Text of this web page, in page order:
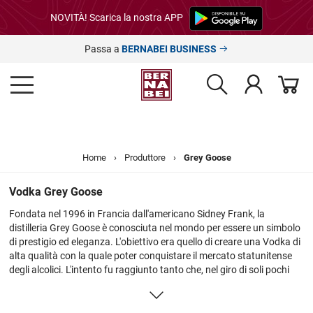
NOVITÀ! Scarica la nostra APP
Passa a BERNABEI BUSINESS
Home › Produttore › Grey Goose
Vodka Grey Goose
Fondata nel 1996 in Francia dall'americano Sidney Frank, la
distilleria Grey Goose è conosciuta nel mondo per essere un simbolo
di prestigio ed eleganza. L'obiettivo era quello di creare una Vodka di
alta qualità con la quale poter conquistare il mercato statunitense
degli alcolici. L'intento fu raggiunto tanto che, nel giro di soli pochi
mondo. La vodka Grey Goose viene prodotta in Francia nella regione